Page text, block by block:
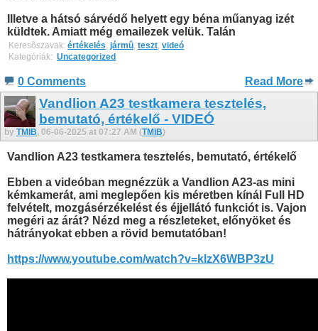
Illetve a hátsó sárvédő helyett egy béna műanyag izét
küldtek. Amiatt még emailezek velük. Talán
Keresõszavak: értékelés, jármû, teszt, videó
Kategóriák: ‎ Uncategorized
0 Comments Read More
Vandlion A23 testkamera tesztelés,
bemutató, értékelő - VIDEÓ
by TMIB, 06-06-2025 at 07:27 AM (TMIB)
Vandlion A23 testkamera tesztelés, bemutató, értékelő
Ebben a videóban megnézzük a Vandlion A23-as mini
kémkamerát, ami meglepően kis méretben kínál Full HD
felvételt, mozgásérzékelést és éjjellátó funkciót is. Vajon
megéri az árát? Nézd meg a részleteket, előnyöket és
hátrányokat ebben a rövid bemutatóban!
https://www.youtube.com/watch?v=klzX6WBP3zU